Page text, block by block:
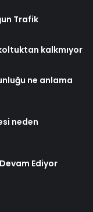
Trafik
kalkmıyor
ne anlama
neden
Ediyor